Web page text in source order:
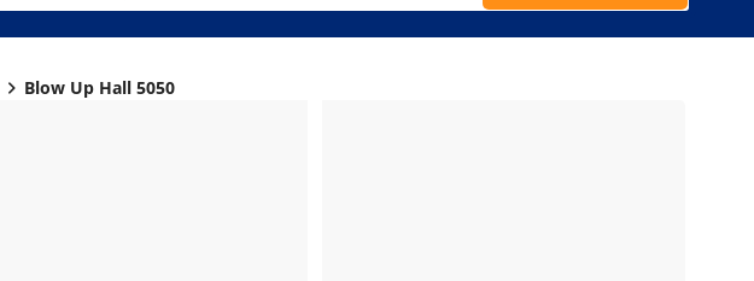
Blow Up Hall 5050